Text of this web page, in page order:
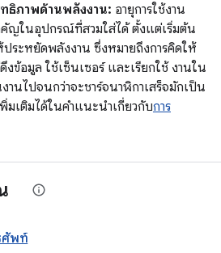
ธิภาพด้านพลังงาน: อายุการใช้งาน
ญในอุปกรณ์ที่สวมใส่ได้ ตั้งแต่เริ่มต้น
ะหยัดพลังงาน ซึ่งหมายถึงการคิดให้
งข้อมูล ใช้เซ็นเซอร์ และเรียกใช้ งานใน
านไปจนกว่าจะชาร์จนาฬิกาเสร็จมักเป็น
มเติมได้ในคำแนะนำเกี่ยวกับการ
ศัพท์